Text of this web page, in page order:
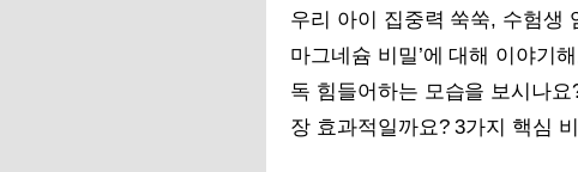
우리 아이 집중력 쑥쑥, 수험생
마그네슘 비밀’에 대해 이야기
독 힘들어하는 모습을 보시나
장 효과적일까요? 3가지 핵심